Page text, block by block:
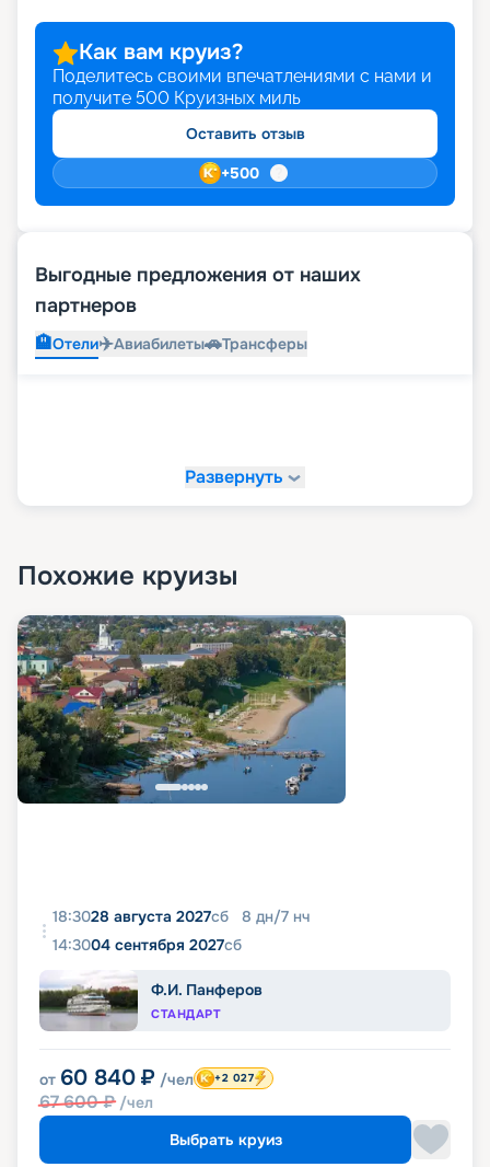
Как вам круиз?
Поделитесь своими впечатлениями с нами и
получите 500 Круизных миль
Оставить отзыв
+500
Выгодные предложения от наших
партнеров
🏨Отели✈️Авиабилеты🚗Трансферы
Развернуть
Похожие круизы
18:3028 августа 2027сб 8 дн/7 нч
14:3004 сентября 2027сб
Ф.И. Панферов
СТАНДАРТ
от 60 840 ₽ /чел
67 600₽ /чел
+2 027
Выбрать круиз